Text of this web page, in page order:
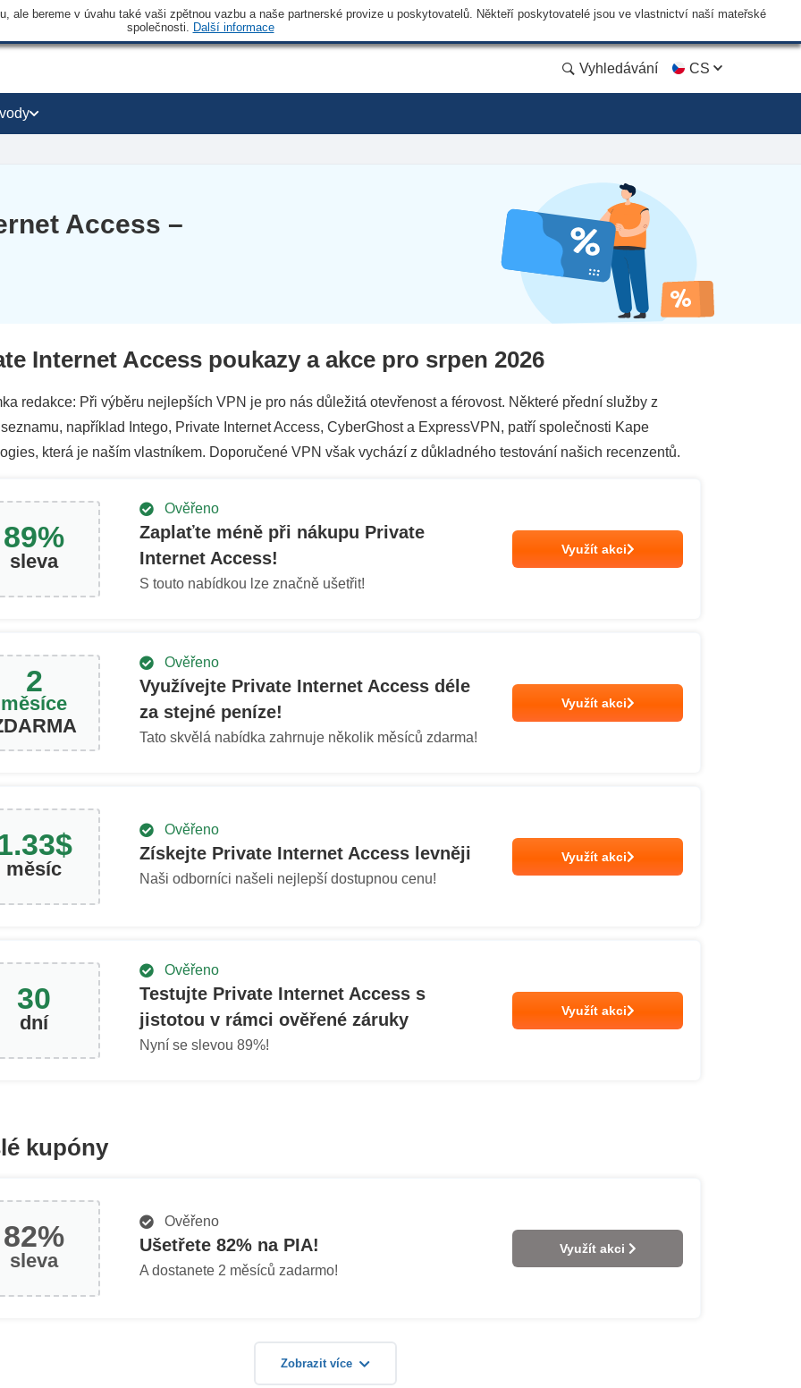
ale bereme v úvahu také vaši zpětnou vazbu a naše partnerské provize u poskytovatelů. Někteří poskytovatelé jsou ve vlastnictví naší mateřské
společnosti. Další informace
Vyhledávání CS
Access –
Internet Access poukazy a akce pro srpen 2026
redakce: Při výběru nejlepších VPN je pro nás důležitá otevřenost a férovost. Některé přední služby z
například Intego, Private Internet Access, CyberGhost a ExpressVPN, patří společnosti Kape
která je naším vlastníkem. Doporučené VPN však vychází z důkladného testování našich recenzentů.
89%
sleva
Ověřeno
Zaplaťte méně při nákupu Private
Internet Access!
S touto nabídkou lze značně ušetřit!
Využít akci
2
měsíce
Ověřeno
Využívejte Private Internet Access déle
za stejné peníze!
Tato skvělá nabídka zahrnuje několik měsíců zdarma!
Využít akci
$
měsíc
Ověřeno
Získejte Private Internet Access levněji
Naši odborníci našeli nejlepší dostupnou cenu!
Využít akci
30
dní
Ověřeno
Testujte Private Internet Access s
jistotou v rámci ověřené záruky
Nyní se slevou 89%!
Využít akci
kupóny
82%
sleva
Ověřeno
Ušetřete 82% na PIA!
A dostanete 2 měsíců zadarmo!
Využít akci
Zobrazit více